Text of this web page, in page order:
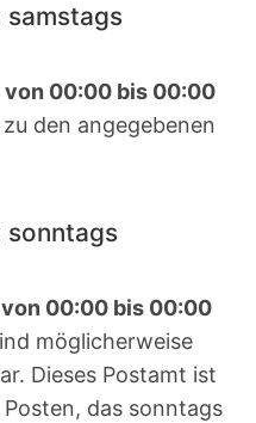
samstags
von 00:00 bis 00:00
den angegebenen
sonntags
00:00 bis 00:00
möglicherweise
Dieses Postamt ist
das sonntags